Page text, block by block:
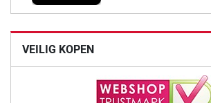
VEILIG KOPEN